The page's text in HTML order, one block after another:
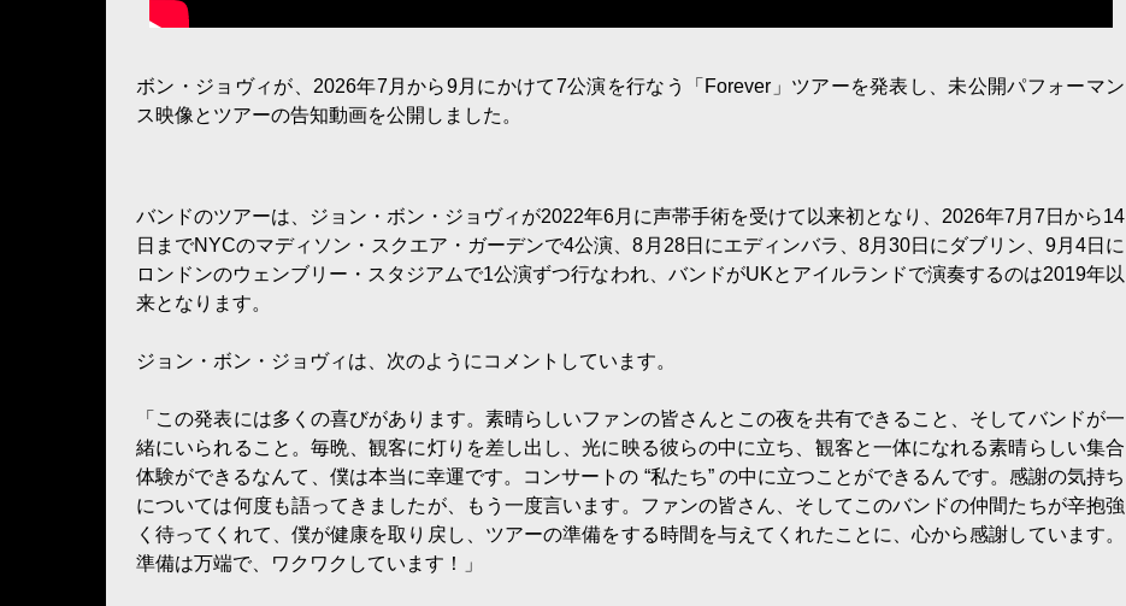
ボン・ジョヴィが、2026年7月から9月にかけて7公演を行なう「Forever」ツアーを発表し、未公開パフォーマン
ス映像とツアーの告知動画を公開しました。
バンドのツアーは、ジョン・ボン・ジョヴィが2022年6月に声帯手術を受けて以来初となり、2026年7月7日から14
日までNYCのマディソン・スクエア・ガーデンで4公演、8月28日にエディンバラ、8月30日にダブリン、9月4日に
ロンドンのウェンブリー・スタジアムで1公演ずつ行なわれ、バンドがUKとアイルランドで演奏するのは2019年以
来となります。
ジョン・ボン・ジョヴィは、次のようにコメントしています。
「この発表には多くの喜びがあります。素晴らしいファンの皆さんとこの夜を共有できること、そしてバンドが一
緒にいられること。毎晩、観客に灯りを差し出し、光に映る彼らの中に立ち、観客と一体になれる素晴らしい集合
体験ができるなんて、僕は本当に幸運です。コンサートの “私たち” の中に立つことができるんです。感謝の気持ち
については何度も語ってきましたが、もう一度言います。ファンの皆さん、そしてこのバンドの仲間たちが辛抱強
く待ってくれて、僕が健康を取り戻し、ツアーの準備をする時間を与えてくれたことに、心から感謝しています。
準備は万端で、ワクワクしています！」